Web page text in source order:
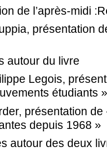
de l’après-midi
présentation
autour du livre
Legois,
étudiants »
présentation
depuis 1968 »
autour des deux